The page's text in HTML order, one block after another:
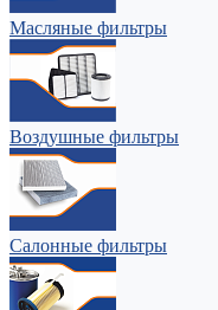
Масляные фильтры
Воздушные фильтры
Салонные фильтры